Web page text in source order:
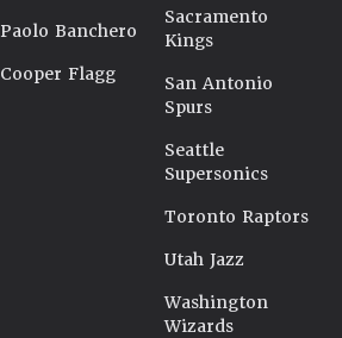
Paolo Banchero
Cooper Flagg
Sacramento
Kings
San Antonio
Spurs
Seattle
Supersonics
Toronto Raptors
Utah Jazz
Washington
Wizards